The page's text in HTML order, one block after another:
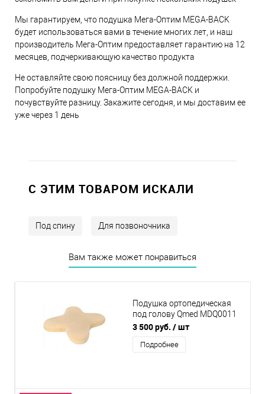
Мы гарантируем, что подушка Мега-Оптим MEGA-BACK
будет использоваться вами в течение многих лет, и наш
производитель Мега-Оптим предоставляет гарантию на 12
месяцев, подчеркивающую качество продукта
Не оставляйте свою поясницу без должной поддержки.
Попробуйте подушку Мега-Оптим MEGA-BACK и
почувствуйте разницу. Закажите сегодня, и мы доставим ее
уже через 1 день
C ЭТИМ ТОВАРОМ ИСКАЛИ
Под спину Для позвоночника
Вам также может понравиться
Подушка ортопедическая
под голову Qmed MDQ0011
SLIM
3 500 руб. / шт
Подробнее